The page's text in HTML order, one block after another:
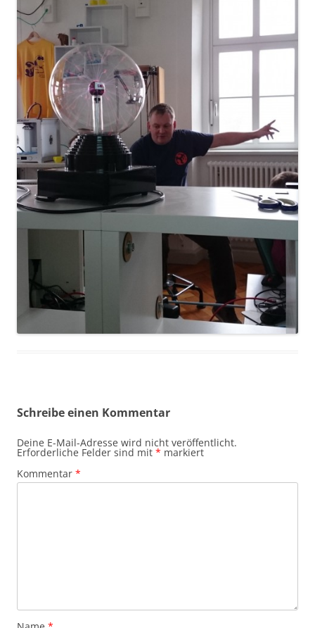
Schreibe einen Kommentar
Deine E-Mail-Adresse wird nicht veröffentlicht.
Erforderliche Felder sind mit * markiert
Kommentar *